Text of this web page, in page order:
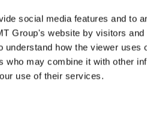
social media features and to
Group's website by visitors and
how the viewer uses
may combine it with other
use of their services.
2330 公